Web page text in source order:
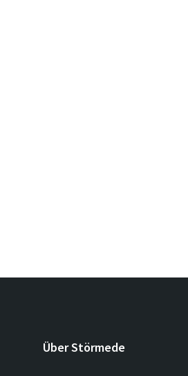
Über Störmede